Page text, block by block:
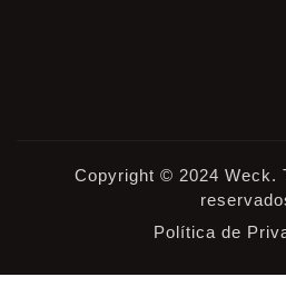
Copyright © 2024 Weck.
Política de